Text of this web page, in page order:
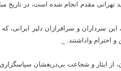
تهرانی مقدم انجام شده است، در تاریخ
این سرداران و سرافرازان دلیر
و احترام واداشتند‌. _
از ایثار و شجاعت بی‌دریغشان سپاسگزاری